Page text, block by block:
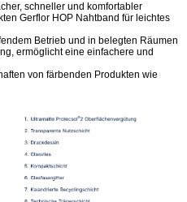
schneller und komfortabler
Gerflor HOP Nahtband für leichtes
Betrieb und in belegten Räumen
ermöglicht eine einfachere und
von färbenden Produkten wie